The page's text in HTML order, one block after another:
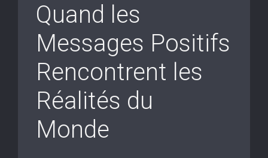
Quand les
Messages Positifs
Rencontrent les
Réalités du
Monde